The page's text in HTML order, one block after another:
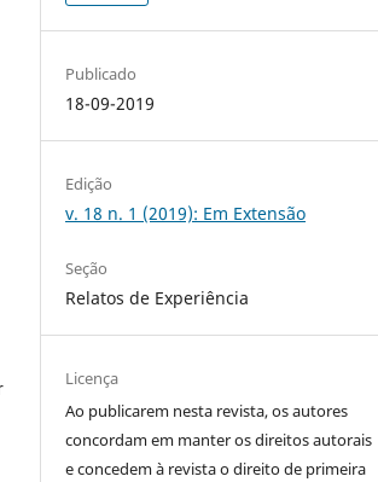
Publicado
18-09-2019
Edição
v. 18 n. 1 (2019): Em Extensão
Seção
Relatos de Experiência
Licença
Ao publicarem nesta revista, os autores
concordam em manter os direitos autorais
e concedem à revista o direito de primeira